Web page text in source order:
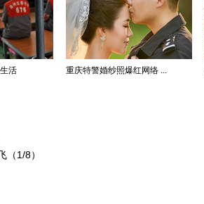
活 重庆特警婚纱照爆红网络 ...
（1/8）